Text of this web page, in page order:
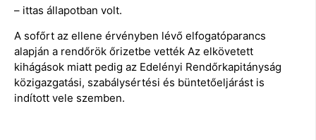
– ittas állapotban volt.
A sofőrt az ellene érvényben lévő elfogatóparancs
alapján a rendőrök őrizetbe vették Az elkövetett
kihágások miatt pedig az Edelényi Rendőrkapitányság
közigazgatási, szabálysértési és büntetőeljárást is
indított vele szemben.